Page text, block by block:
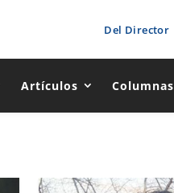
Del Director
Artículos Columnas